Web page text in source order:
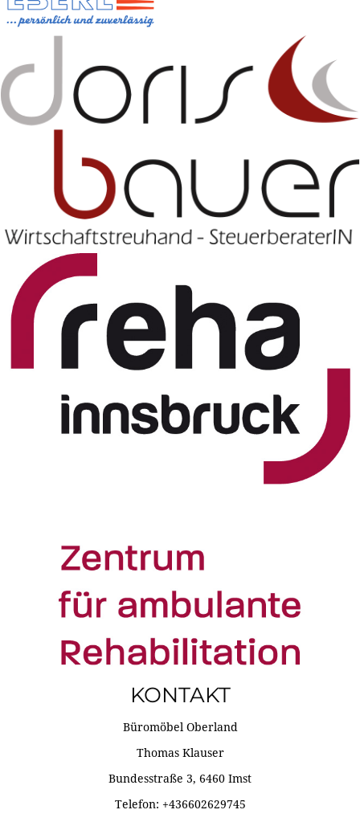
KONTAKT
Büromöbel Oberland
Thomas Klauser
Bundesstraße 3, 6460 Imst
Telefon: +436602629745